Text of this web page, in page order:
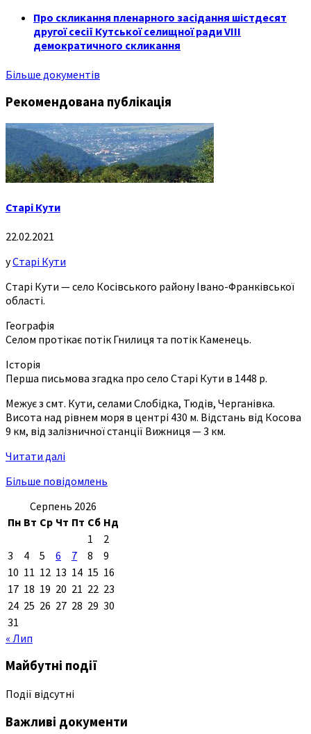
Про скликання пленарного засідання шістдесят
другої сесії Кутської селищної ради VIII
демократичного скликання
Більше документів
Рекомендована публікація
Старі Кути
22.02.2021
уСтарі Кути
Старі Кути — село Косівського району Івано-Франківської
області.
Географія
Селом протікає потік Гнилиця та потік Каменець.
Історія
Перша письмова згадка про село Старі Кути в 1448 р.
Межує з смт. Кути, селами Слобідка, Тюдів, Черганівка.
Висота над рівнем моря в центрі 430 м. Відстань від Косова
9 км, від залізничної станції Вижниця — 3 км.
Читати далі
Більше повідомлень
Серпень 2026
Пн Вт Ср Чт Пт Сб Нд
1
2
3
4 5 6 7 8
9
10 11 12 13 14 15 16
17 18 19 20 21 22 23
24 25 26 27 28 29 30
31
« Лип
Майбутні події
Події відсутні
Важливі документи